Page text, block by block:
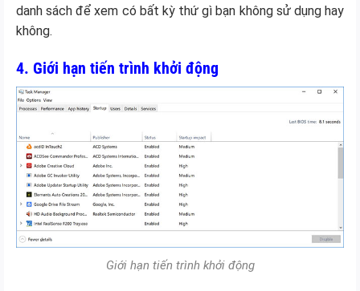
danh sách để xem có bất kỳ thứ gì bạn không sử dụng hay
không.
4. Giới hạn tiến trình khởi động
Giới hạn tiến trình khởi động